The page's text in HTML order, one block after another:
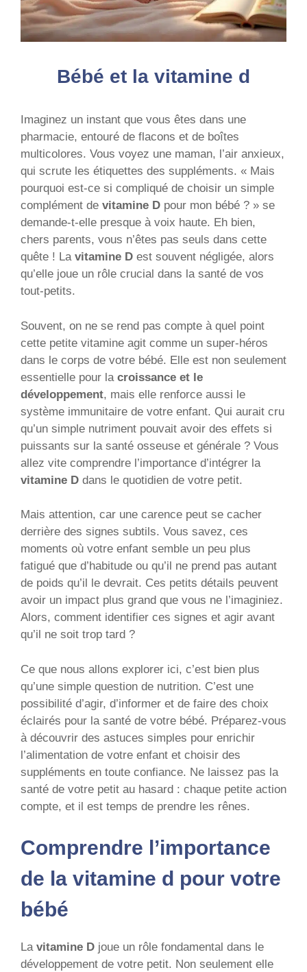
Bébé et la vitamine d
Imaginez un instant que vous êtes dans une
pharmacie, entouré de flacons et de boîtes
multicolores. Vous voyez une maman, l’air anxieux,
qui scrute les étiquettes des suppléments. « Mais
pourquoi est-ce si compliqué de choisir un simple
complément de vitamine D pour mon bébé ? » se
demande-t-elle presque à voix haute. Eh bien,
chers parents, vous n’êtes pas seuls dans cette
quête ! La vitamine D est souvent négligée, alors
qu’elle joue un rôle crucial dans la santé de vos
tout-petits.
Souvent, on ne se rend pas compte à quel point
cette petite vitamine agit comme un super-héros
dans le corps de votre bébé. Elle est non seulement
essentielle pour la croissance et le
développement, mais elle renforce aussi le
système immunitaire de votre enfant. Qui aurait cru
qu’un simple nutriment pouvait avoir des effets si
puissants sur la santé osseuse et générale ? Vous
allez vite comprendre l’importance d’intégrer la
vitamine D dans le quotidien de votre petit.
Mais attention, car une carence peut se cacher
derrière des signes subtils. Vous savez, ces
moments où votre enfant semble un peu plus
fatigué que d’habitude ou qu’il ne prend pas autant
de poids qu’il le devrait. Ces petits détails peuvent
avoir un impact plus grand que vous ne l’imaginiez.
Alors, comment identifier ces signes et agir avant
qu’il ne soit trop tard ?
Ce que nous allons explorer ici, c’est bien plus
qu’une simple question de nutrition. C’est une
possibilité d’agir, d’informer et de faire des choix
éclairés pour la santé de votre bébé. Préparez-vous
à découvrir des astuces simples pour enrichir
l’alimentation de votre enfant et choisir des
suppléments en toute confiance. Ne laissez pas la
santé de votre petit au hasard : chaque petite action
compte, et il est temps de prendre les rênes.
Comprendre l’importance
de la vitamine d pour votre
bébé
La vitamine D joue un rôle fondamental dans le
développement de votre petit. Non seulement elle